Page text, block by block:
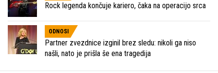
Rock legenda končuje kariero, čaka na operacijo srca
ODNOSI
Partner zvezdnice izginil brez sledu: nikoli ga niso
našli, nato je prišla še ena tragedija